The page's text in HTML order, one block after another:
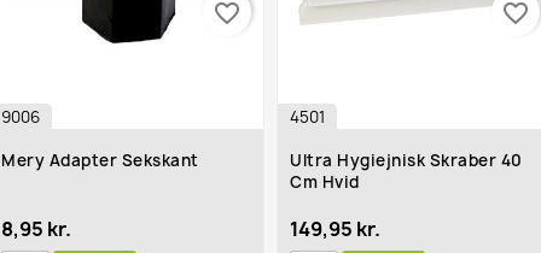
Sekskant
favorite_border
Ultra Hygiejnisk Skraber 40
149,95 kr.
favorite_border